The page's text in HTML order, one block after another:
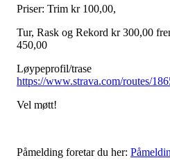
Priser: Trim kr 100,00,
Tur, Rask og Rekord kr 300,00
450,00
Løypeprofil/trase
https://www.strava.com/routes/
Vel møtt!
Påmelding foretar du her: